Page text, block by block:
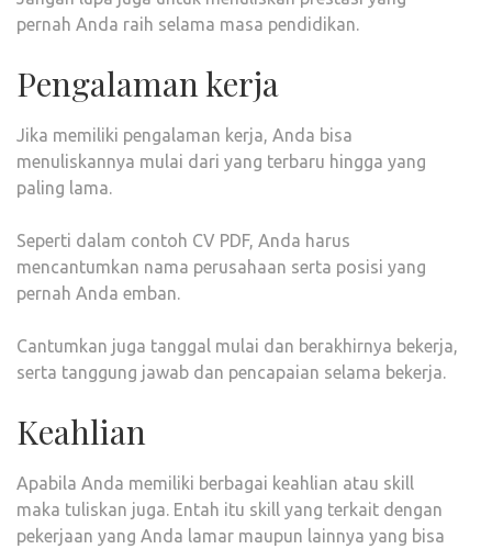
pernah Anda raih selama masa pendidikan.
Pengalaman kerja
Jika memiliki pengalaman kerja, Anda bisa
menuliskannya mulai dari yang terbaru hingga yang
paling lama.
Seperti dalam contoh CV PDF, Anda harus
mencantumkan nama perusahaan serta posisi yang
pernah Anda emban.
Cantumkan juga tanggal mulai dan berakhirnya bekerja,
serta tanggung jawab dan pencapaian selama bekerja.
Keahlian
Apabila Anda memiliki berbagai keahlian atau skill
maka tuliskan juga. Entah itu skill yang terkait dengan
pekerjaan yang Anda lamar maupun lainnya yang bisa